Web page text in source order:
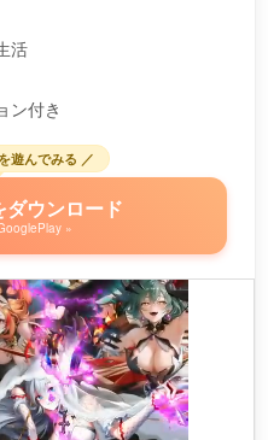
活
ン付き
遊んでみる ／
ウンロード
»